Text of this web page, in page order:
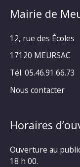
Mairie de
12, rue des Écoles
17120 MEURSAC
Tél. 05.46.91.66.73
Nous contacter
Horaires
Ouverture au
18 h 00.